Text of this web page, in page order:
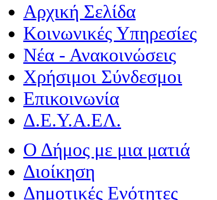
Αρχική Σελίδα
Κοινωνικές Υπηρεσίες
Νέα - Ανακοινώσεις
Χρήσιμοι Σύνδεσμοι
Επικοινωνία
Δ.Ε.Υ.Α.ΕΛ.
Ο Δήμος με μια ματιά
Διοίκηση
Δημοτικές Ενότητες